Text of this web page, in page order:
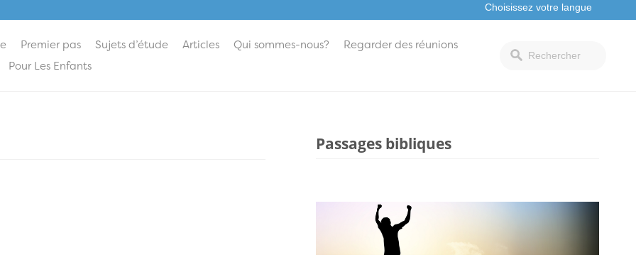
Premier pas Sujets d’étude Articles Qui sommes-nous?
Regarder des réunions
Pour Les Enfants
Passages bibliques